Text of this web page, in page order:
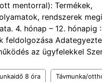
mentorral): Termékek,
rendszerek
4. hónap – 12. hónapig
feldolgozása
az ügyfelekkel
8 óra Távmunka/